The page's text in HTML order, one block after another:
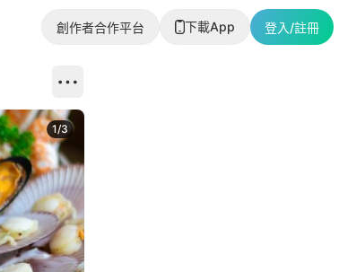
創作者合作平台 下載App 登入/註冊
1/3